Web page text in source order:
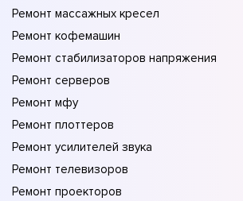
Ремонт массажных кресел
Ремонт кофемашин
Ремонт стабилизаторов напряжения
Ремонт серверов
Ремонт мфу
Ремонт плоттеров
Ремонт усилителей звука
Ремонт телевизоров
Ремонт проекторов